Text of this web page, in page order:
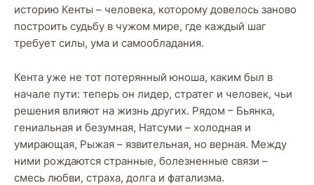
историю Кенты – человека, которому довелось заново
построить судьбу в чужом мире, где каждый шаг
требует силы, ума и самообладания.
Кента уже не тот потерянный юноша, каким был в
начале пути: теперь он лидер, стратег и человек, чьи
решения влияют на жизнь других. Рядом – Бьянка,
гениальная и безумная, Натсуми – холодная и
умирающая, Рыжая – язвительная, но верная. Между
ними рождаются странные, болезненные связи –
смесь любви, страха, долга и фатализма.